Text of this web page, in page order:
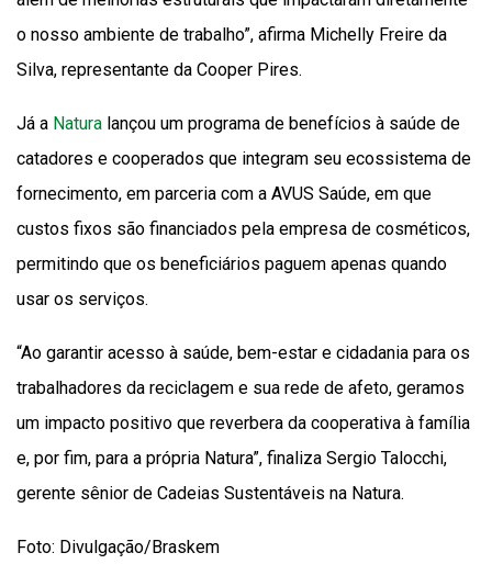
o nosso ambiente de trabalho”, afirma Michelly Freire da
Silva, representante da Cooper Pires.
Já a Natura lançou um programa de benefícios à saúde de
catadores e cooperados que integram seu ecossistema de
fornecimento, em parceria com a AVUS Saúde, em que
custos fixos são financiados pela empresa de cosméticos,
permitindo que os beneficiários paguem apenas quando
usar os serviços.
“Ao garantir acesso à saúde, bem-estar e cidadania para os
trabalhadores da reciclagem e sua rede de afeto, geramos
um impacto positivo que reverbera da cooperativa à família
e, por fim, para a própria Natura”, finaliza Sergio Talocchi,
gerente sênior de Cadeias Sustentáveis na Natura.
Foto: Divulgação/Braskem